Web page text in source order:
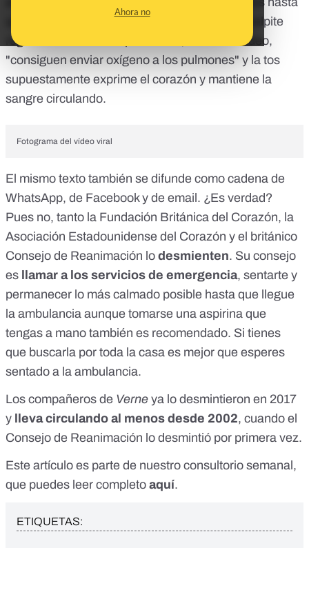
Ahora no
que llegue la asistencia médica o el corazón palpite
regularmente. Las respiraciones, dice este vídeo,
"consiguen enviar oxígeno a los pulmones" y la tos
supuestamente exprime el corazón y mantiene la
sangre circulando.
Fotograma del vídeo viral
El mismo texto también se difunde como cadena de
WhatsApp, de Facebook y de email. ¿Es verdad?
Pues no, tanto la Fundación Británica del Corazón, la
Asociación Estadounidense del Corazón y el británico
Consejo de Reanimación lo desmienten. Su consejo
es llamar a los servicios de emergencia, sentarte y
permanecer lo más calmado posible hasta que llegue
la ambulancia aunque tomarse una aspirina que
tengas a mano también es recomendado. Si tienes
que buscarla por toda la casa es mejor que esperes
sentado a la ambulancia.
Los compañeros de Verne ya lo desmintieron en 2017
y lleva circulando al menos desde 2002, cuando el
Consejo de Reanimación lo desmintió por primera vez.
Este artículo es parte de nuestro consultorio semanal,
que puedes leer completo aquí.
ETIQUETAS: